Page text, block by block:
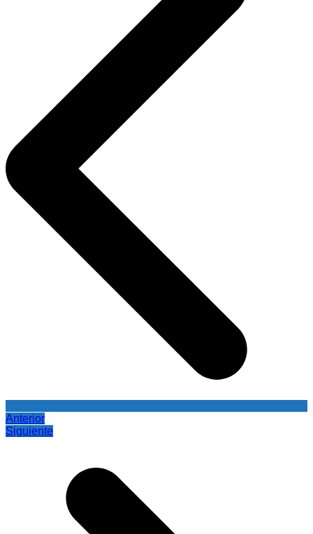
Anterior
Siguiente